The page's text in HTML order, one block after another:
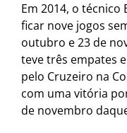
Em 2014, o
ficar nove jogos
outubro e 23 de
teve três empates
pelo Cruzeiro na
com uma vitória
de novembro